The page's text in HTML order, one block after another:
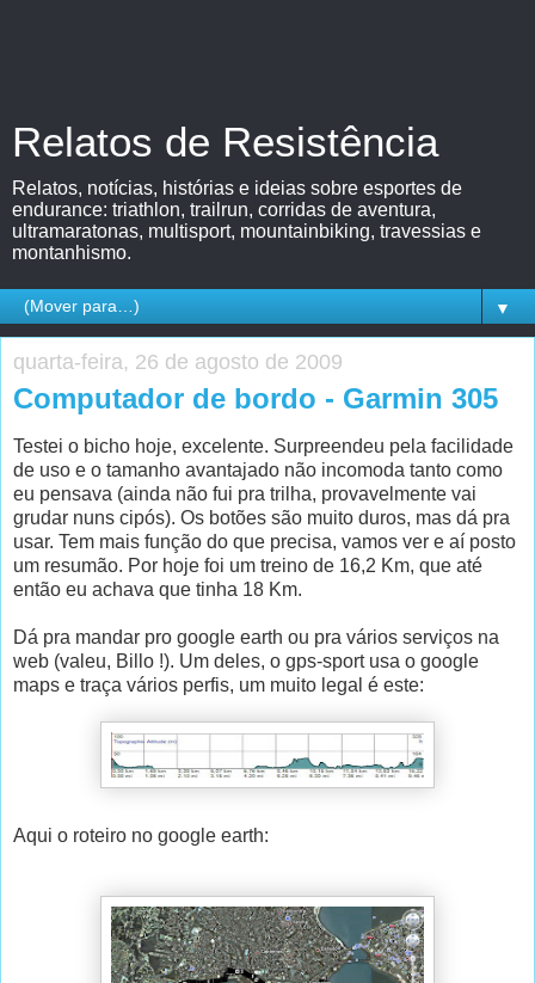
Relatos de Resistência
Relatos, notícias, histórias e ideias sobre esportes de
endurance: triathlon, trailrun, corridas de aventura,
ultramaratonas, multisport, mountainbiking, travessias e
montanhismo.
▼
quarta-feira, 26 de agosto de 2009
Computador de bordo - Garmin 305
Testei o bicho hoje, excelente. Surpreendeu pela facilidade
de uso e o tamanho avantajado não incomoda tanto como
eu pensava (ainda não fui pra trilha, provavelmente vai
grudar nuns cipós). Os botões são muito duros, mas dá pra
usar. Tem mais função do que precisa, vamos ver e aí posto
um resumão. Por hoje foi um treino de 16,2 Km, que até
então eu achava que tinha 18 Km.
Dá pra mandar pro google earth ou pra vários serviços na
web (valeu, Billo !). Um deles, o gps-sport usa o google
maps e traça vários perfis, um muito legal é este:
Aqui o roteiro no google earth: